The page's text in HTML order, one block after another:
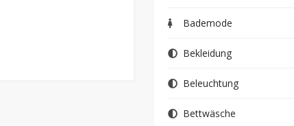
Bademode
Bekleidung
Beleuchtung
Bettwäsche